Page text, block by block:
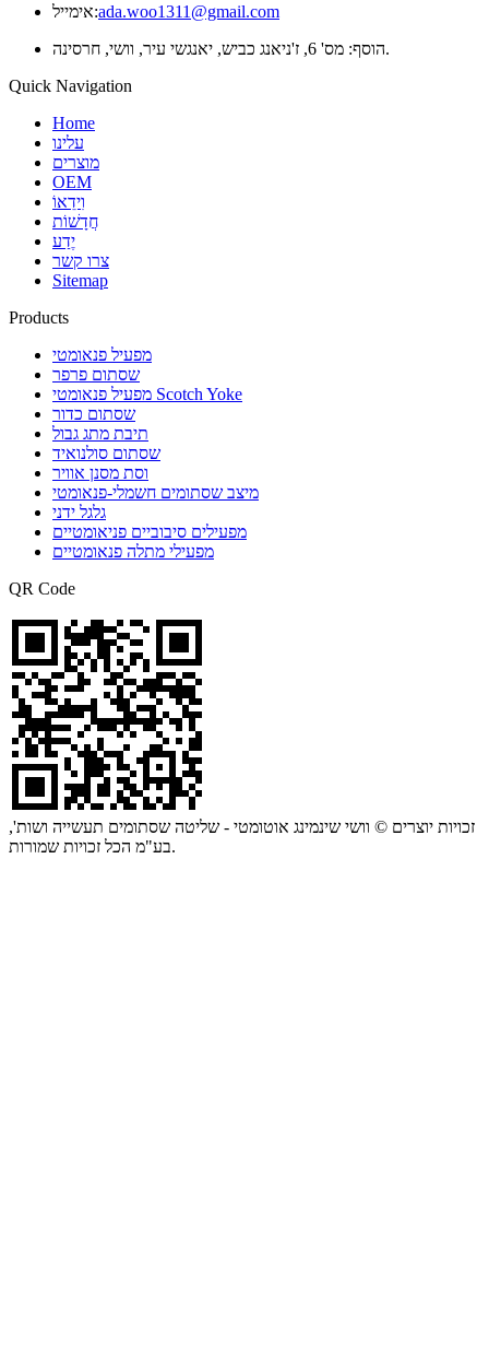
אימייל:ada.woo1311@gmail.com
הוסף: מס' 6, ז'ניאנג כביש, יאנגשי עיר, וושי, חרסינה.
Quick Navigation
Home
עלינו
מוצרים
OEM
וִידֵאוֹ
חֲדָשׁוֹת
יֶדַע
צרו קשר
Sitemap
Products
מפעיל פנאומטי
שסתום פרפר
מפעיל פנאומטי Scotch Yoke
שסתום כדור
תיבת מתג גבול
שסתום סולנואיד
וסת מסנן אוויר
מיצב שסתומים חשמלי-פנאומטי
גלגל ידני
מפעילים סיבוביים פניאומטיים
מפעילי מתלה פנאומטיים
QR Code
זכויות יוצרים © וושי שינמינג אוטומטי - שליטה שסתומים תעשייה ושות',
בע"מ הכל זכויות שמורות.